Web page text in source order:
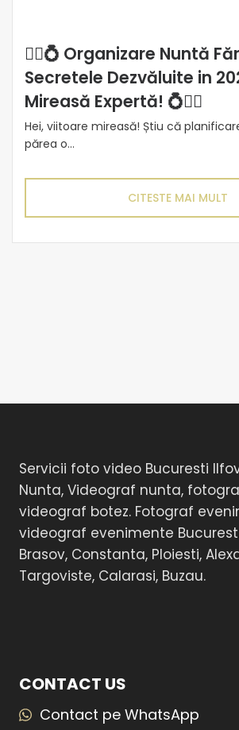
👰‍♀️💍 Organizare Nuntă
Secretele Dezvăluite in
Mireasă Expertă! 💍👰‍♀️
Hei, viitoare mireasă! Știu că
părea o...
CITESTE MAI MULT
Servicii foto video Bucuresti
Nunta, Videograf nunta,
videograf botez. Fotograf
videograf evenimente
Brasov, Constanta, Ploiesti,
Targoviste, Calarasi, Buzau.
CONTACT US
Contact pe WhatsApp